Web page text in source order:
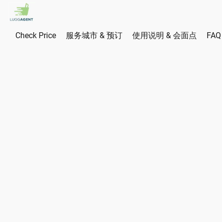
Check Price 服务城市 & 预订 使用说明 & 会面点 FAQ